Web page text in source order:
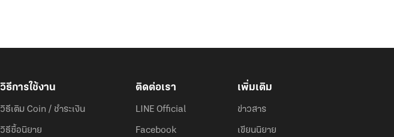
วิธีการใช้งาน
วิธีเติม Coin / ชำระเงิน
วิธีซื้อนิยาย
ติดต่อเรา
LINE Official
Facebook
เพิ่มเติม
ข่าวสาร
เขียนนิยาย